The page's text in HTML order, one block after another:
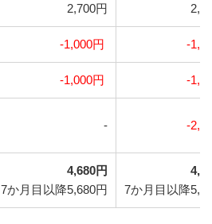
2,700円
-1,000円 -
-1,000円 -
- -
4,680円
7か月目以降5,680円
7か月目以降